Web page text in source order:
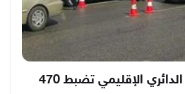
حملات أمنية بالطريق الدائري الإقليمي تضبط 470